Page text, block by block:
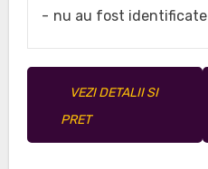
nu au fost identificate
VEZI DETALII SI
PRET